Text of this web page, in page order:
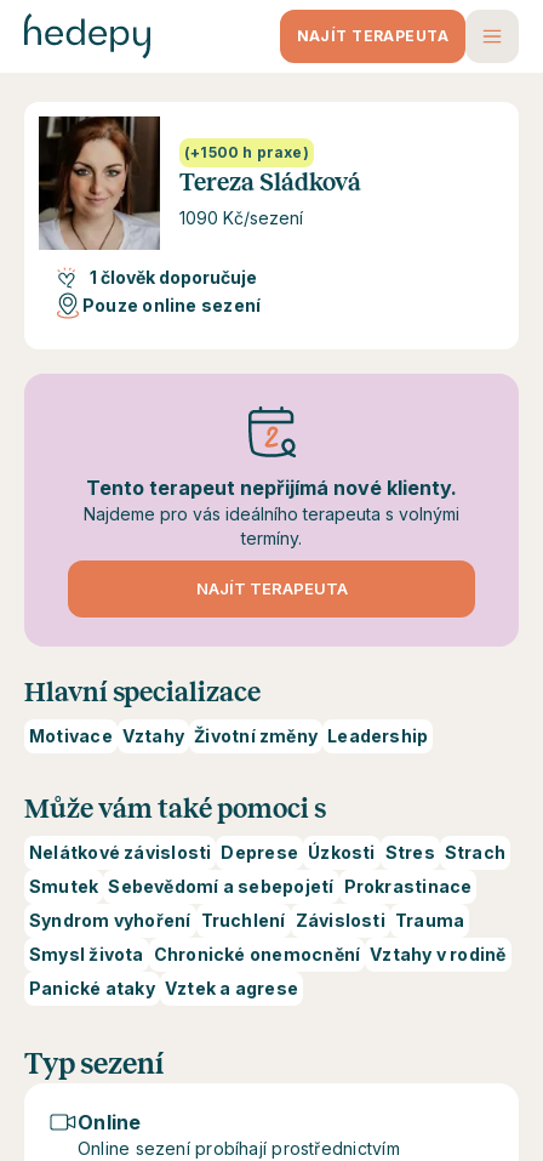
NAJÍT TERAPEUTA
(+1500 h praxe)
Tereza Sládková
1090 Kč/sezení
1 člověk doporučuje
Pouze online sezení
Tento terapeut nepřijímá nové klienty.
Najdeme pro vás ideálního terapeuta s volnými
termíny.
NAJÍT TERAPEUTA
Hlavní specializace
Motivace Vztahy Životní změny Leadership
Může vám také pomoci s
Nelátkové závislosti Deprese Úzkosti Stres Strach
Smutek Sebevědomí a sebepojetí Prokrastinace
Syndrom vyhoření Truchlení Závislosti Trauma
Smysl života
Chronické onemocnění Vztahy v rodině
Panické ataky Vztek a agrese
Typ sezení
Online
Online sezení probíhají prostřednictvím